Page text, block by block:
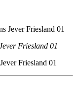
Friesland 01
Friesland 01